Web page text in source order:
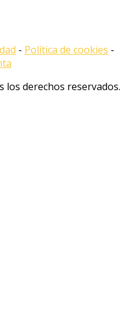
- Política de cookies -
los derechos reservados.